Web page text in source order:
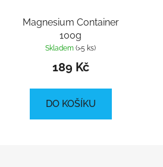
Magnesium Container
100g
Skladem(>5 ks)
189 Kč
DO KOŠÍKU